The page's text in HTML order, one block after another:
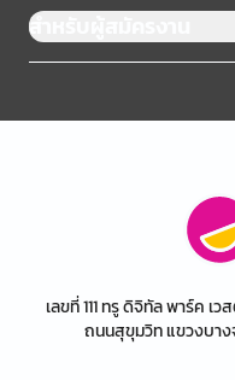
สำหรับผู้สมัครงาน
เลขที่ 111 ทรู ดิจิทัล พาร์ค เ
ถนนสุขุมวิท แขวงบาง